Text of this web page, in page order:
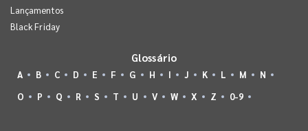
Lançamentos
Black Friday
Glossário
A B C D E F G H I J K L M
N
O
P Q R S T U V W X Z 0-9